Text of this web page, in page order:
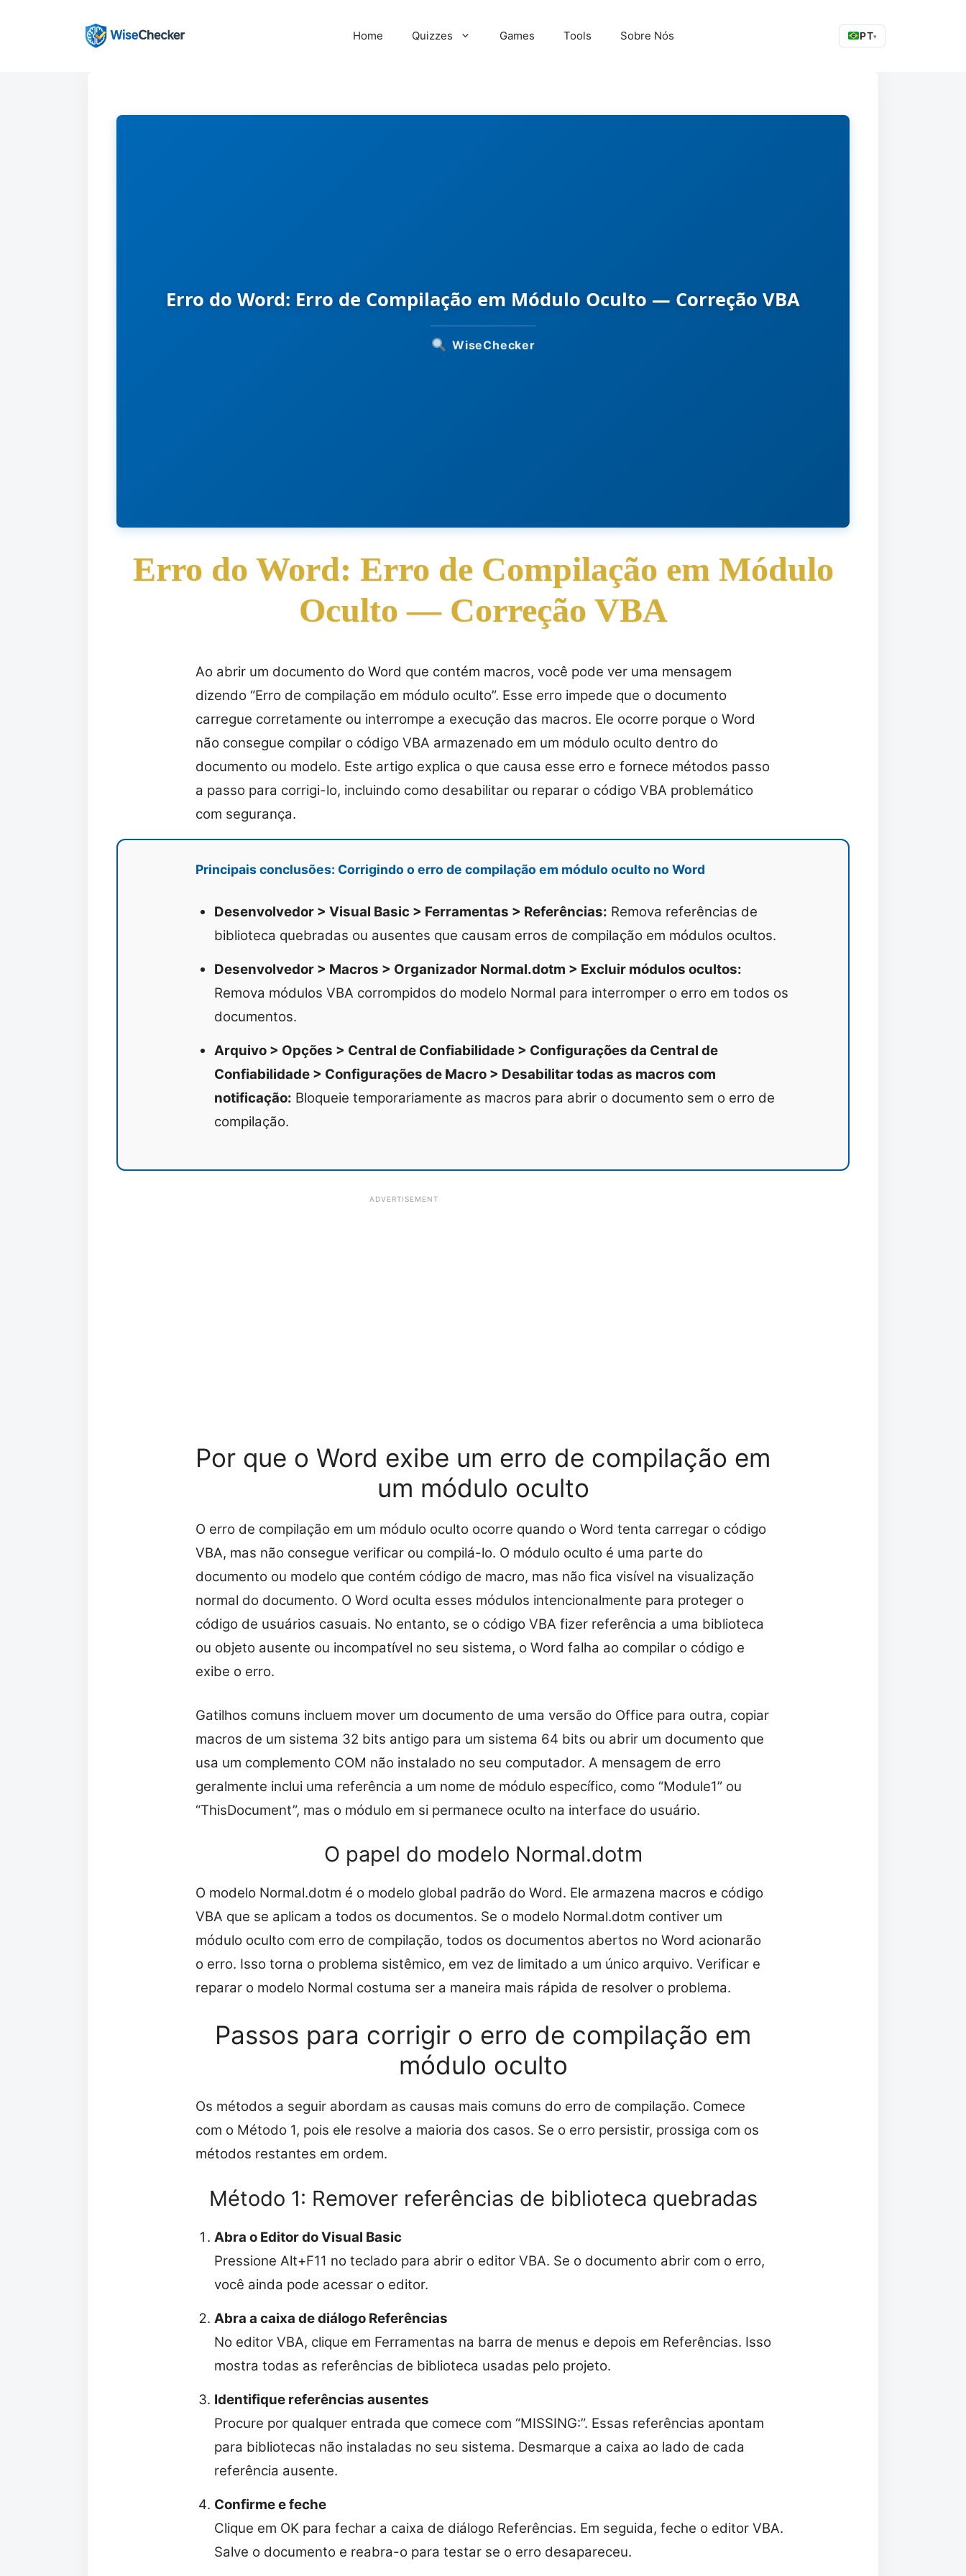
Home Quizzes Games Tools Sobre Nós PT▾
Erro do Word: Erro de Compilação em Módulo Oculto — Correção VBA
WiseChecker
Erro do Word: Erro de Compilação em Módulo
Oculto — Correção VBA
Ao abrir um documento do Word que contém macros, você pode ver uma mensagem
dizendo “Erro de compilação em módulo oculto”. Esse erro impede que o documento
carregue corretamente ou interrompe a execução das macros. Ele ocorre porque o Word
não consegue compilar o código VBA armazenado em um módulo oculto dentro do
documento ou modelo. Este artigo explica o que causa esse erro e fornece métodos passo
a passo para corrigi-lo, incluindo como desabilitar ou reparar o código VBA problemático
com segurança.
Principais conclusões: Corrigindo o erro de compilação em módulo oculto no Word
Desenvolvedor > Visual Basic > Ferramentas > Referências: Remova referências de
biblioteca quebradas ou ausentes que causam erros de compilação em módulos ocultos.
Desenvolvedor > Macros > Organizador Normal.dotm > Excluir módulos ocultos:
Remova módulos VBA corrompidos do modelo Normal para interromper o erro em todos os
documentos.
Arquivo > Opções > Central de Confiabilidade > Configurações da Central de
Confiabilidade > Configurações de Macro > Desabilitar todas as macros com
notificação: Bloqueie temporariamente as macros para abrir o documento sem o erro de
compilação.
ADVERTISEMENT
Por que o Word exibe um erro de compilação em
um módulo oculto
O erro de compilação em um módulo oculto ocorre quando o Word tenta carregar o código
VBA, mas não consegue verificar ou compilá-lo. O módulo oculto é uma parte do
documento ou modelo que contém código de macro, mas não fica visível na visualização
normal do documento. O Word oculta esses módulos intencionalmente para proteger o
código de usuários casuais. No entanto, se o código VBA fizer referência a uma biblioteca
ou objeto ausente ou incompatível no seu sistema, o Word falha ao compilar o código e
exibe o erro.
Gatilhos comuns incluem mover um documento de uma versão do Office para outra, copiar
macros de um sistema 32 bits antigo para um sistema 64 bits ou abrir um documento que
usa um complemento COM não instalado no seu computador. A mensagem de erro
geralmente inclui uma referência a um nome de módulo específico, como “Module1” ou
“ThisDocument”, mas o módulo em si permanece oculto na interface do usuário.
O papel do modelo Normal.dotm
O modelo Normal.dotm é o modelo global padrão do Word. Ele armazena macros e código
VBA que se aplicam a todos os documentos. Se o modelo Normal.dotm contiver um
módulo oculto com erro de compilação, todos os documentos abertos no Word acionarão
o erro. Isso torna o problema sistêmico, em vez de limitado a um único arquivo. Verificar e
reparar o modelo Normal costuma ser a maneira mais rápida de resolver o problema.
Passos para corrigir o erro de compilação em
módulo oculto
Os métodos a seguir abordam as causas mais comuns do erro de compilação. Comece
com o Método 1, pois ele resolve a maioria dos casos. Se o erro persistir, prossiga com os
métodos restantes em ordem.
Método 1: Remover referências de biblioteca quebradas
Abra o Editor do Visual Basic
Pressione Alt+F11 no teclado para abrir o editor VBA. Se o documento abrir com o erro,
você ainda pode acessar o editor.
Abra a caixa de diálogo Referências
No editor VBA, clique em Ferramentas na barra de menus e depois em Referências. Isso
mostra todas as referências de biblioteca usadas pelo projeto.
Identifique referências ausentes
Procure por qualquer entrada que comece com “MISSING:”. Essas referências apontam
para bibliotecas não instaladas no seu sistema. Desmarque a caixa ao lado de cada
referência ausente.
Confirme e feche
Clique em OK para fechar a caixa de diálogo Referências. Em seguida, feche o editor VBA.
Salve o documento e reabra-o para testar se o erro desapareceu.